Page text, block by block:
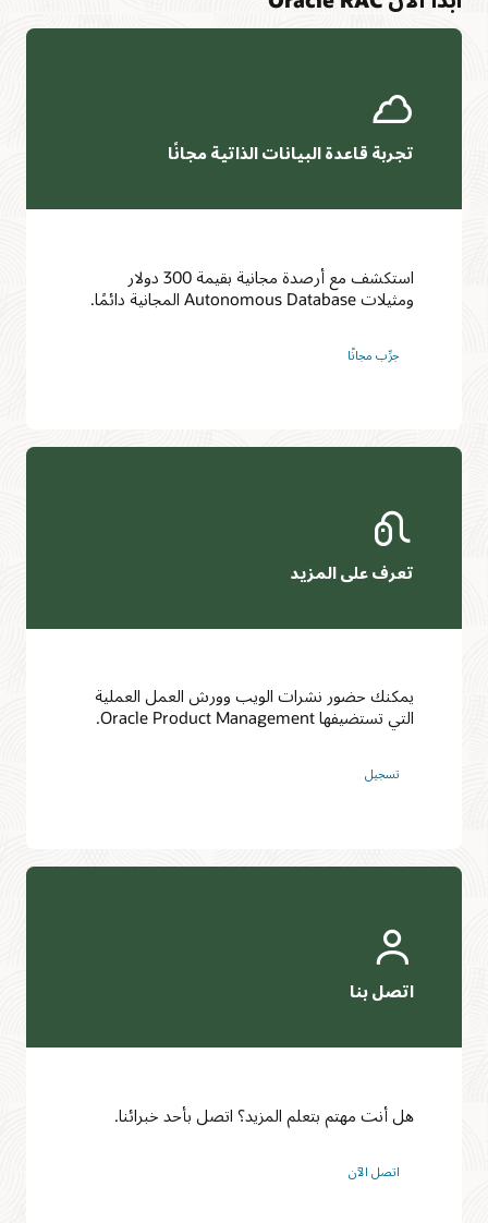
تجربة قاعدة البيانات الذاتية مجانًا
استكشف مع أرصدة مجانية بقيمة 300 دولار
ومثيلات Autonomous Database المجانية دائمًا.
جرِّب مجانًا‬
تعرف على المزيد
يمكنك حضور نشرات الويب وورش العمل العملية
التي تستضيفها Oracle Product Management.
تسجيل
‏‎‎‏اتصل بنا‎‏
هل أنت مهتم بتعلم المزيد؟ اتصل بأحد خبرائنا.
اتصل الآن